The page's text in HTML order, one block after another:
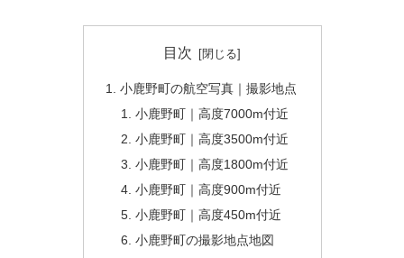
目次
小鹿野町の航空写真｜撮影地点
小鹿野町｜高度7000m付近
小鹿野町｜高度3500m付近
小鹿野町｜高度1800m付近
小鹿野町｜高度900m付近
小鹿野町｜高度450m付近
小鹿野町の撮影地点地図